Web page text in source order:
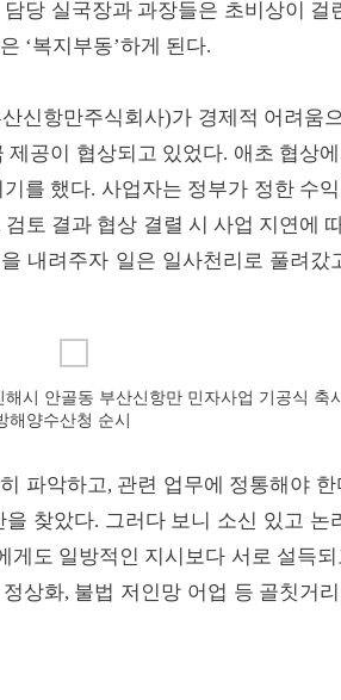
당 실국장과 과장들은 초비상이 걸
‘복지부동’하게 된다.
신항만주식회사)가 경제적 어려움
공이 협상되고 있었다. 애초 협상
를 했다. 사업자는 정부가 정한 수
토 결과 협상 결렬 시 사업 지연에
내려주자 일은 일사천리로 풀려갔
해시 안골동 부산신항만 민자사업 기공식 축
해양수산청 순시
파악하고, 관련 업무에 정통해야
찾았다. 그러다 보니 소신 있고 논
도 일방적인 지시보다 서로 설득
상화, 불법 저인망 어업 등 골칫거